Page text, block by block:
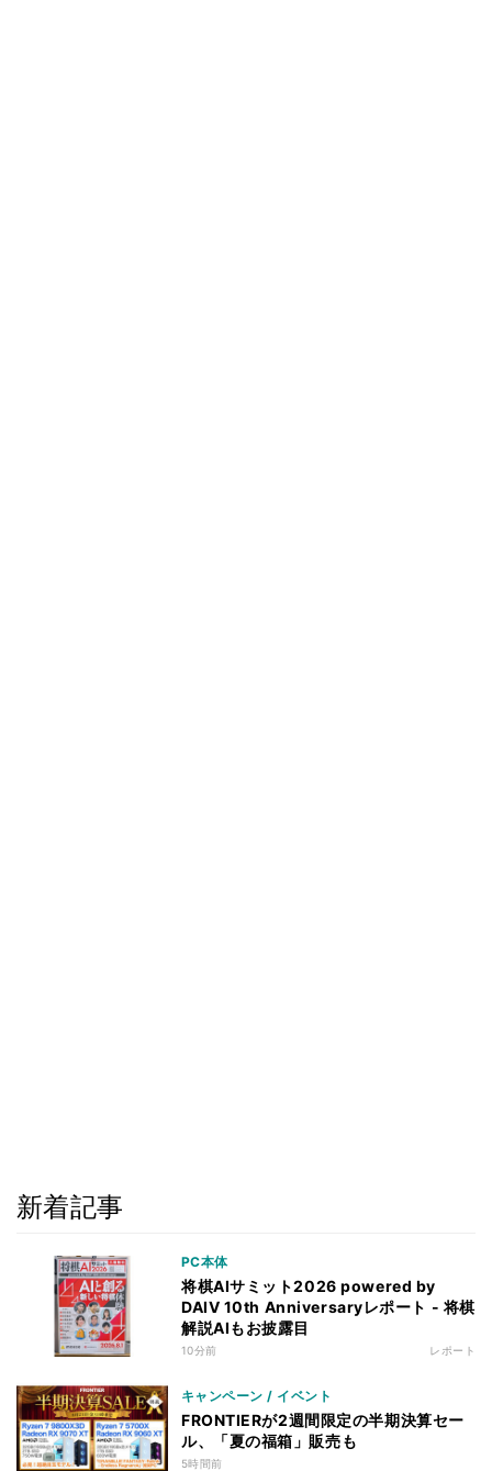
新着記事
PC本体
将棋AIサミット2026 powered by
DAIV 10th Anniversaryレポート - 将棋
解説AIもお披露目
10分前 レポート
キャンペーン / イベント
FRONTIERが2週間限定の半期決算セー
ル、「夏の福箱」販売も
5時間前